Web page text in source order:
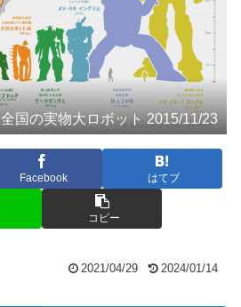
全国の実物大ロボット 2015/11/23
Facebook はてブ
コピー
2021/04/29 2024/01/14